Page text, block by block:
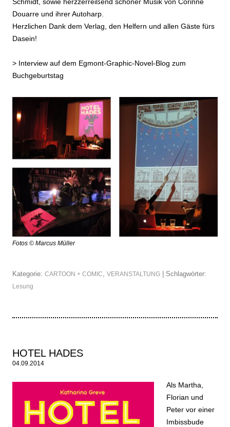
Douarre und ihrer Autoharp.
Herzlichen Dank dem Verlag, den Helfern und allen Gäste fürs
Dasein!
> Interview auf dem Egmont-Graphic-Novel-Blog zum
Buchgeburtstag
Fotos © Marcus Müller
Kategorie: CARTOON + COMIC, VERANSTALTUNG | Schlagwörter:
Lesung
HOTEL HADES
04.09.2014
Als Martha,
Florian und
Peter vor einer
Imbissbude